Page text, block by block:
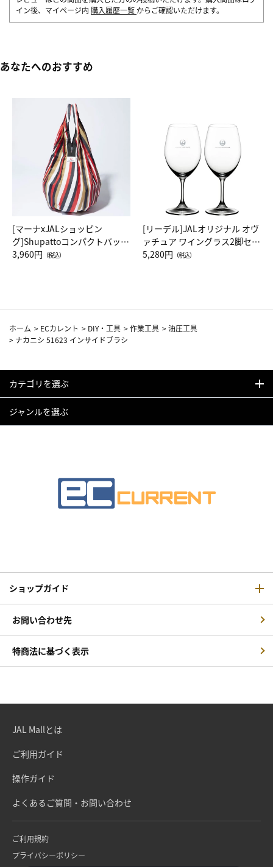
イン後、マイページ内 購入履歴一覧 からご確認いただけます。
あなたへのおすすめ
[マーナxJALショッピン
グ]Shupattoコンパクトバッグ
Drop JAL客室乗務員（LC）ス
3,960円 （税込）
[リーデル]JALオリジナル オヴ
ァチュア ワイングラス2脚セッ
ト（レッドワイン）
5,280円 （税込）
ホーム > ECカレント > DIY・工具 >作業工具 >油圧工具
> ナカニシ 51623 インサイドブラシ
カテゴリを選ぶ
ジャンルを選ぶ
ショップガイド
お問い合わせ先
特商法に基づく表示
JAL Mallとは
ご利用ガイド
操作ガイド
よくあるご質問・お問い合わせ
ご利用規約
プライバシーポリシー